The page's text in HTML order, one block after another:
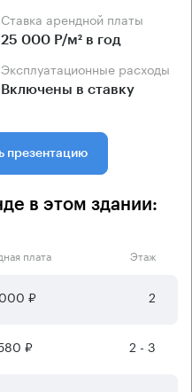
Ставка арендной платы
25 000 Р/м² в год
Эксплуатационные расходы
Включены в ставку
презентацию
в этом здании:
плата Этаж
₽ 2
₽ 2 - 3